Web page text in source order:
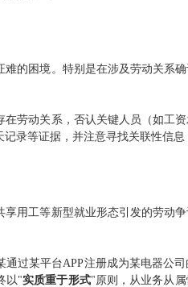
的困境。特别是在涉及劳动关系
劳动关系，否认关键人员（如工
录等证据，并注意寻找关联性信息
享用工等新型就业形态引发的劳动
过某平台APP注册成为某电器公
以"实质重于形式"原则，从业务从